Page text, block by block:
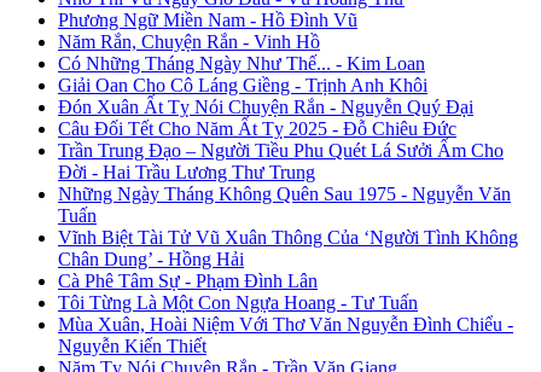
Phương Ngữ Miền Nam - Hồ Đình Vũ
Năm Rắn, Chuyện Rắn - Vinh Hồ
Có Những Tháng Ngày Như Thế... - Kim Loan
Giải Oan Cho Cô Láng Giềng - Trịnh Anh Khôi
Đón Xuân Ất Tỵ Nói Chuyện Rắn - Nguyễn Quý Đại
Câu Đối Tết Cho Năm Ất Tỵ 2025 - Đỗ Chiêu Đức
Trần Trung Đạo – Người Tiều Phu Quét Lá Sưởi Ấm Cho
Đời - Hai Trầu Lương Thư Trung
Những Ngày Tháng Không Quên Sau 1975 - Nguyễn Văn
Tuấn
Vĩnh Biệt Tài Tử Vũ Xuân Thông Của ‘Người Tình Không
Chân Dung’ - Hồng Hải
Cà Phê Tâm Sự - Phạm Đình Lân
Tôi Từng Là Một Con Ngựa Hoang - Tư Tuấn
Mùa Xuân, Hoài Niệm Với Thơ Văn Nguyễn Đình Chiểu -
Nguyễn Kiến Thiết
Năm Tỵ Nói Chuyện Rắn - Trần Văn Giang